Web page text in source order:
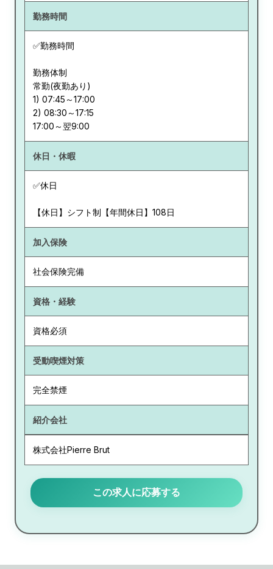
勤務時間
✅勤務時間
勤務体制
常勤(夜勤あり)
1) 07:45～17:00
2) 08:30～17:15
休日・休暇
✅休日
【休日】シフト制【年間休日】108日
加入保険
社会保険完備
資格・経験
資格必須
受動喫煙対策
完全禁煙
紹介会社
株式会社Pierre Brut
この求人に応募する